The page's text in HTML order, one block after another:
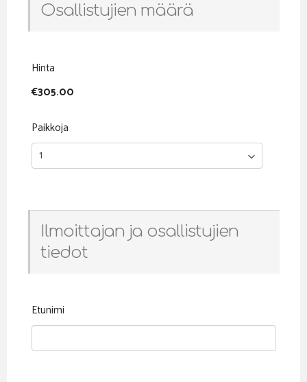
Osallistujien määrä
Hinta
€305.00
Paikkoja
Ilmoittajan ja osallistujien
tiedot
Etunimi